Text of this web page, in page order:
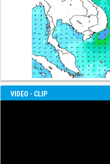
VIDEO - CLIP